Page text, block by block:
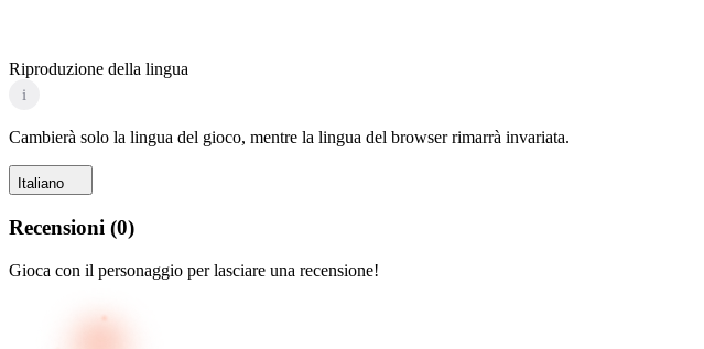
Riproduzione della lingua
i
Cambierà solo la lingua del gioco, mentre la lingua del browser rimarrà invariata.
Italiano
Recensioni (0)
Gioca con il personaggio per lasciare una recensione!